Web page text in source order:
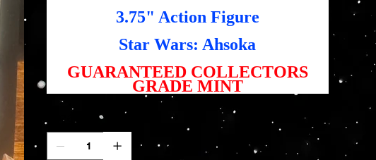
3.75" Action Figure
Star Wars: Ahsoka
GUARANTEED COLLECTORS
GRADE MINT
Anzahl